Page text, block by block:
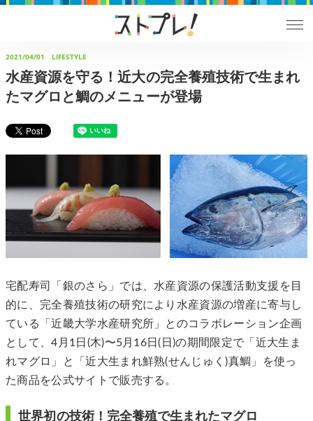
2021/04/01 LIFESTYLE
水産資源を守る！近大の完全養殖技術で生まれ
たマグロと鯛のメニューが登場
宅配寿司「銀のさら」では、水産資源の保護活動支援を目
的に、完全養殖技術の研究により水産資源の増産に寄与し
ている「近畿大学水産研究所」とのコラボレーション企画
として、4月1日(木)〜5月16日(日)の期間限定で「近大生ま
れマグロ」と「近大生まれ鮮熟(せんじゅく)真鯛」を使っ
た商品を公式サイトで販売する。
世界初の技術！完全養殖で生まれたマグロ